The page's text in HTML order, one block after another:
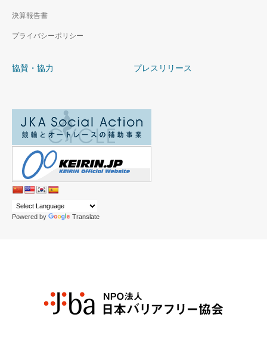
決算報告書
プライバシーポリシー
協賛・協力 プレスリリース
Powered by Translate